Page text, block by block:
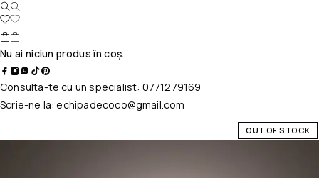
Nu ai niciun produs în coș.
Consulta-te cu un specialist: 0771279169
Scrie-ne la:echipadecoco@gmail.com
OUT OF STOCK